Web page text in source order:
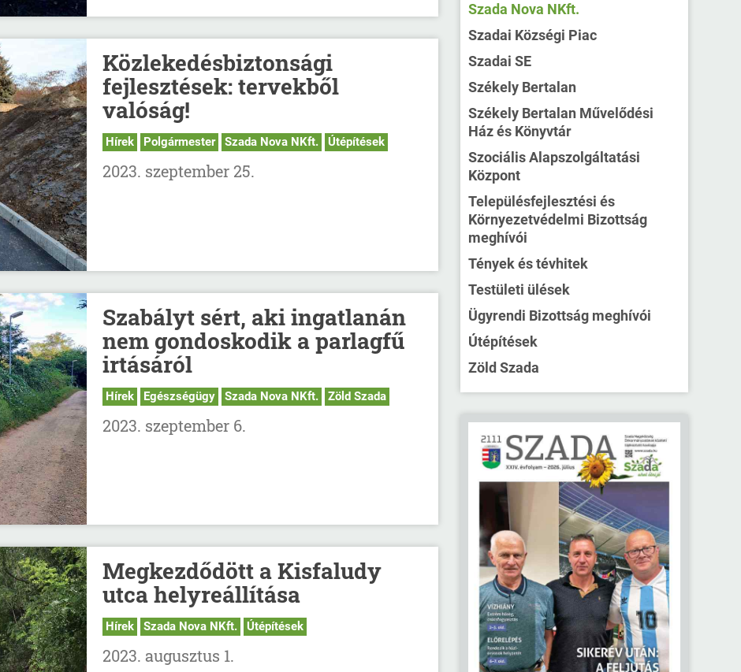
Közlekedésbiztonsági
fejlesztések: tervekből
valóság!
Hírek Polgármester Szada Nova NKft. Útépítések
2023. szeptember 25.
Szabályt sért, aki ingatlanán
nem gondoskodik a parlagfű
irtásáról
Hírek Egészségügy Szada Nova NKft. Zöld Szada
2023. szeptember 6.
Megkezdődött a Kisfaludy
utca helyreállítása
Hírek Szada Nova NKft. Útépítések
2023. augusztus 1.
Szada Nova NKft.
Szadai Községi Piac
Szadai SE
Székely Bertalan
Székely Bertalan Művelődési
Ház és Könyvtár
Szociális Alapszolgáltatási
Központ
Településfejlesztési és
Környezetvédelmi Bizottság
meghívói
Tények és tévhitek
Testületi ülések
Ügyrendi Bizottság meghívói
Útépítések
Zöld Szada